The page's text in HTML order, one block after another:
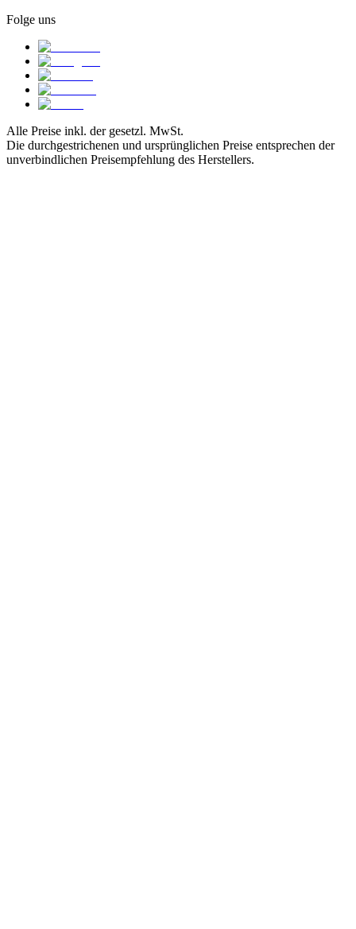
Folge uns
Alle Preise inkl. der gesetzl. MwSt.
Die durchgestrichenen und ursprünglichen Preise entsprechen der
unverbindlichen Preisempfehlung des Herstellers.